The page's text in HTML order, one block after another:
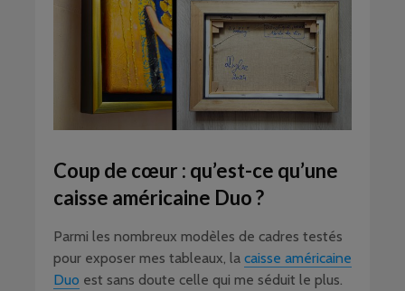
Coup de cœur : qu’est-ce qu’une
caisse américaine Duo ?
Parmi les nombreux modèles de cadres testés
pour exposer mes tableaux, la caisse américaine
Duo est sans doute celle qui me séduit le plus.